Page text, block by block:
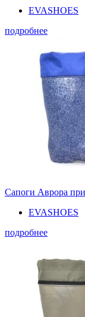
EVASHOES
подробнее
Сапоги Аврора
EVASHOES
подробнее